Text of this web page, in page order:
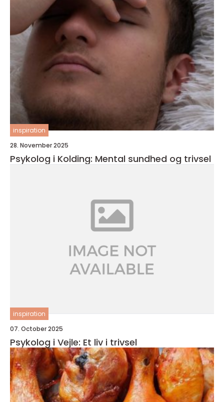
inspiration
28. November 2025
Psykolog i Kolding: Mental sundhed og trivsel
inspiration
07. October 2025
Psykolog i Vejle: Et liv i trivsel